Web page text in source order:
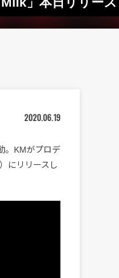
2020.06.19
。KMがプロデ
にリリースし